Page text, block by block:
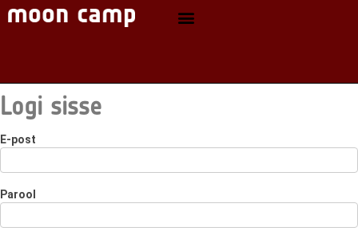
Logi sisse
E-post
Parool